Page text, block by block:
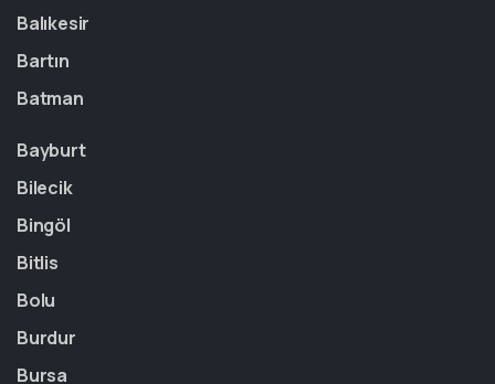
Balıkesir
Bartın
Batman
Bayburt
Bilecik
Bingöl
Bitlis
Bolu
Burdur
Bursa